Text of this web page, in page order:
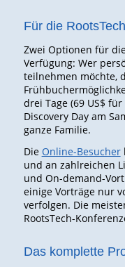
Für die
Zwei Optionen für
Verfügung: Wer
teilnehmen möchte,
drei Tage (69 US$
Discovery Day am
ganze Familie.
Die Online-Besucher
und an zahlreichen
und On-demand-
einige Vorträge nur
verfolgen. Die
RootsTech-
Das komplette